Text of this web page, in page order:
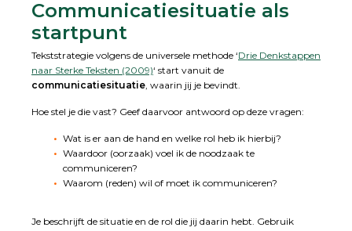
Communicatiesituatie als
startpunt
Tekststrategie volgens de universele methode ‘Drie Denkstappen
naar Sterke Teksten (2009)‘ start vanuit de
communicatiesituatie, waarin jij je bevindt.
Hoe stel je die vast? Geef daarvoor antwoord op deze vragen:
Wat is er aan de hand en welke rol heb ik hierbij?
Waardoor (oorzaak) voel ik de noodzaak te
communiceren?
Waarom (reden) wil of moet ik communiceren?
Je beschrijft de situatie en de rol die jij daarin hebt. Gebruik